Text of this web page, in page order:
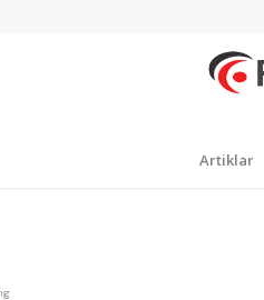
Artiklar